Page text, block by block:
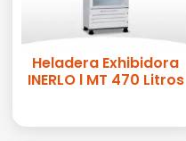
Heladera Exhibidora
INERLO l MT 470 Litros